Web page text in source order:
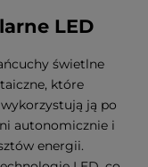
LED
świetlne
które
ją po
autonomicznie i
energii.